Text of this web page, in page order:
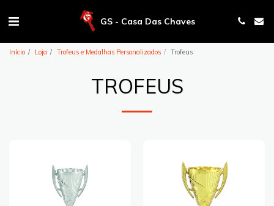
GS - Casa Das Chaves
Início Loja Trofeus e Medalhas Personalizados Trofeus
TROFEUS